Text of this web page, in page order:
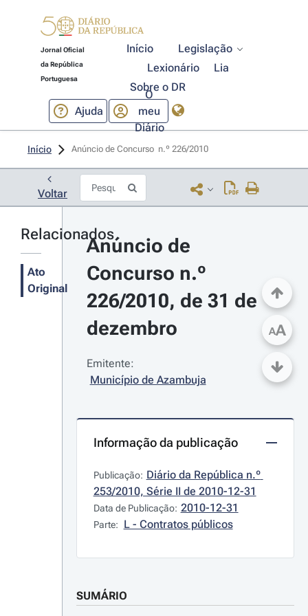
Jornal Oficial
da República
Portuguesa
Início
Legislação
Lexionário
Lia
Sobre o DR
Ajuda
O
meu
Diário
Início Anúncio de Concurso  n.º 226/2010
Voltar
Relacionados
Ato
Original
Anúncio de
Concurso n.º
226/2010, de 31 de
dezembro
Emitente:
Município de Azambuja
Informação da publicação
Publicação: Diário da República n.º
253/2010, Série II de 2010-12-31
Data de Publicação: 2010-12-31
Parte: L - Contratos públicos
SUMÁRIO
AA